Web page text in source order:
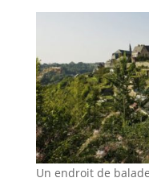
Un endroit de